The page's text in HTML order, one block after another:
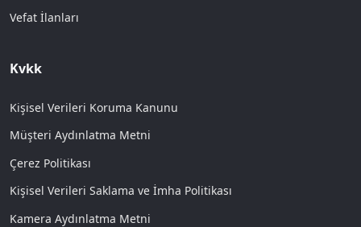
Vefat İlanları
Kvkk
Kişisel Verileri Koruma Kanunu
Müşteri Aydınlatma Metni
Çerez Politikası
Kişisel Verileri Saklama ve İmha Politikası
Kamera Aydınlatma Metni